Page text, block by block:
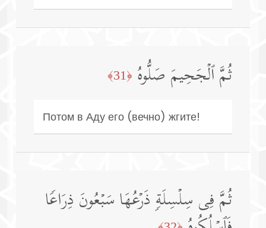
ثُمَّ ٱلۡجَحِیمَ صَلُّوهُ ﴿31﴾
Потом в Аду его (вечно) жгите!
ثُمَّ فِی سِلۡسِلَةࣲ ذَرۡعُهَا سَبۡعُونَ ذِرَاعࣰا